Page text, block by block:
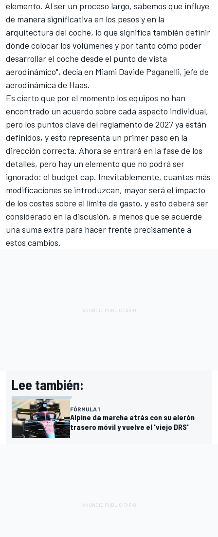
elemento. Al ser un proceso largo, sabemos que influye
de manera significativa en los pesos y en la
arquitectura del coche, lo que significa también definir
dónde colocar los volúmenes y por tanto cómo poder
desarrollar el coche desde el punto de vista
aerodinámico", decía en Miami Davide Paganelli, jefe de
aerodinámica de Haas.
Es cierto que por el momento los equipos no han
encontrado un acuerdo sobre cada aspecto individual,
pero los puntos clave del reglamento de 2027 ya están
definidos, y esto representa un primer paso en la
dirección correcta. Ahora se entrará en la fase de los
detalles, pero hay un elemento que no podrá ser
ignorado: el budget cap. Inevitablemente, cuantas más
modificaciones se introduzcan, mayor será el impacto
de los costes sobre el límite de gasto, y esto deberá ser
considerado en la discusión, a menos que se acuerde
una suma extra para hacer frente precisamente a
estos cambios.
Lee también:
FÓRMULA 1
Alpine da marcha atrás con su alerón
trasero móvil y vuelve el 'viejo DRS'